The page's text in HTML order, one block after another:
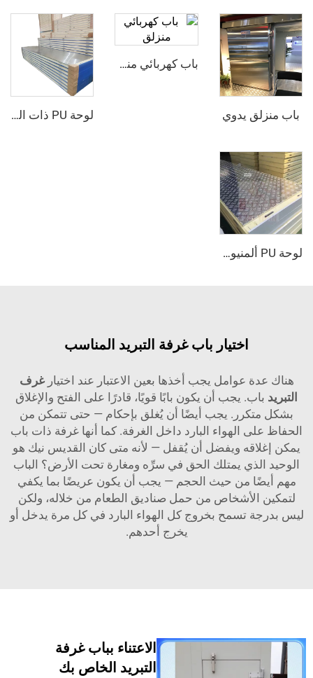
يدوي
باب كهربائي منزلق
لوحة PU ذات الوجه الفولاذي الصدأي
لوحة PU ألمنيوم مركبة مقاومة للانزلاق
اختيار باب غرفة التبريد المناسب
عوامل يجب أخذها بعين الاعتبار عند اختيار غرف
يجب أن يكون بابًا قويًا، قادرًا على الفتح والإغلاق
يجب أيضًا أن يُغلق بإحكام — حتى تتمكن من
الهواء البارد داخل الغرفة. كما أنها غرفة ذات باب
ويفضل أن يُقفل — لأنه متى كان القديس نيك هو
يمتلك الحق في سرِّه ومغارة تحت الأرض؟ الباب
من حيث الحجم — يجب أن يكون عريضًا بما يكفي
الأشخاص من حمل صناديق الطعام من خلاله، ولكن
تسمح بخروج كل الهواء البارد في كل مرة يدخل أو
يخرج أحدهم.
الاعتناء بباب غرفة
التبريد الخاص بك